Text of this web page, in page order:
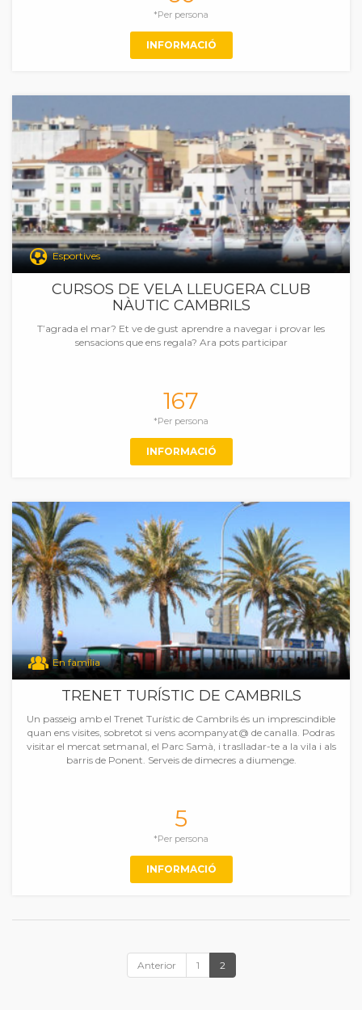
*Per persona
INFORMACIÓ
Esportives
CURSOS DE VELA LLEUGERA CLUB
NÀUTIC CAMBRILS
T’agrada el mar? Et ve de gust aprendre a navegar i provar les
sensacions que ens regala? Ara pots participar
167
*Per persona
INFORMACIÓ
En família
TRENET TURÍSTIC DE CAMBRILS
Un passeig amb el Trenet Turístic de Cambrils és un imprescindible
quan ens visites, sobretot si vens acompanyat@ de canalla. Podras
visitar el mercat setmanal, el Parc Samà, i traslladar-te a la vila i als
barris de Ponent. Serveis de dimecres a diumenge.
5
*Per persona
INFORMACIÓ
Anterior 1 2